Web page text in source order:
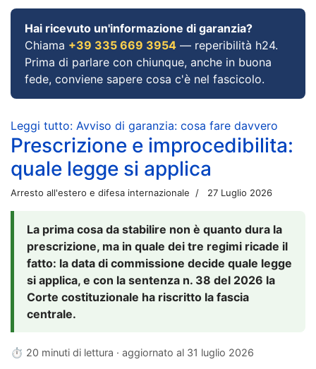
Hai ricevuto un'informazione di garanzia?
Chiama +39 335 669 3954 — reperibilità h24.
Prima di parlare con chiunque, anche in buona
fede, conviene sapere cosa c'è nel fascicolo.
Leggi tutto: Avviso di garanzia: cosa fare davvero
Prescrizione e improcedibilita:
quale legge si applica
Arresto all'estero e difesa internazionale 27 Luglio 2026
La prima cosa da stabilire non è quanto dura la
prescrizione, ma in quale dei tre regimi ricade il
fatto: la data di commissione decide quale legge
si applica, e con la sentenza n. 38 del 2026 la
Corte costituzionale ha riscritto la fascia
centrale.
⏱ 20 minuti di lettura · aggiornato al 31 luglio 2026